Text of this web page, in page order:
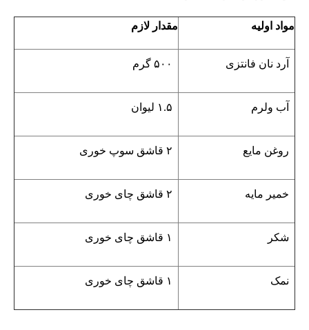
مواد اولیه مقدار لازم
آرد نان فانتزی ۵۰۰ گرم
آب ولرم ۱.۵ لیوان
روغن مایع ۲ قاشق سوپ خوری
خمیر مایه ۲ قاشق چای خوری
شکر ۱ قاشق چای خوری
نمک ۱ قاشق چای خوری